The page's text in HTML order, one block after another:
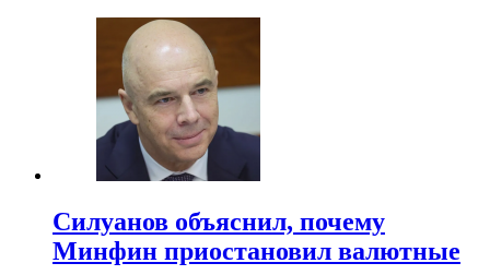
Силуанов объяснил, почему
Минфин приостановил валютные